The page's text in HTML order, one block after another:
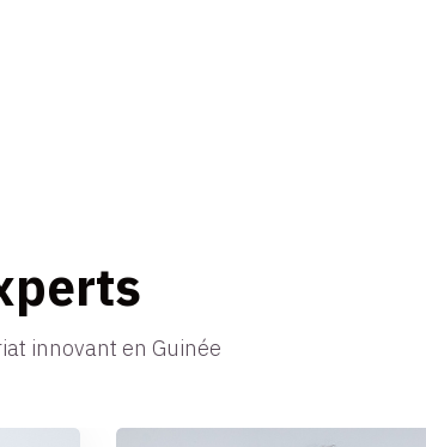
innovant en Guinée